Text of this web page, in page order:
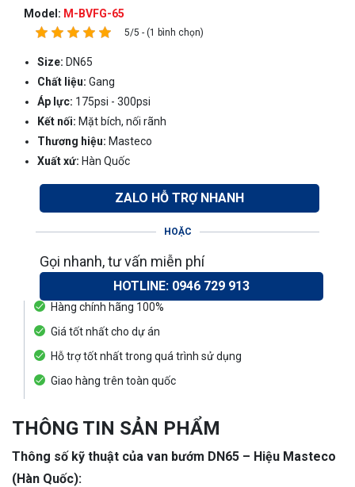
Model: M-BVFG-65
5/5 - (1 bình chọn)
Size: DN65
Chất liệu: Gang
Áp lực: 175psi - 300psi
Kết nối: Mặt bích, nối rãnh
Thương hiệu: Masteco
Xuất xứ: Hàn Quốc
ZALO HỖ TRỢ NHANH
HOẶC
Gọi nhanh, tư vấn miễn phí
HOTLINE: 0946 729 913
Hàng chính hãng 100%
Giá tốt nhất cho dự án
Hỗ trợ tốt nhất trong quá trình sử dụng
Giao hàng trên toàn quốc
THÔNG TIN SẢN PHẨM
Thông số kỹ thuật của van bướm DN65 – Hiệu Masteco
(Hàn Quốc):